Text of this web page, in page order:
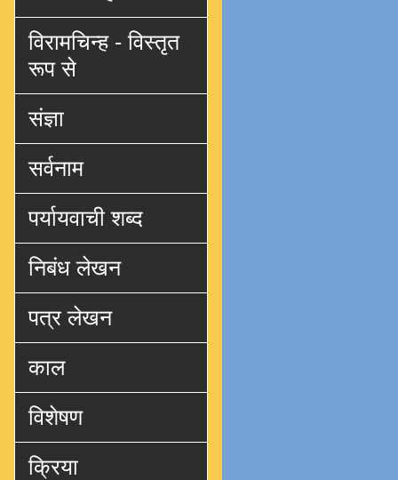
विरामचिन्ह - विस्तृत
रूप से
संज्ञा
सर्वनाम
पर्यायवाची शब्द
निबंध लेखन
पत्र लेखन
काल
विशेषण
क्रिया